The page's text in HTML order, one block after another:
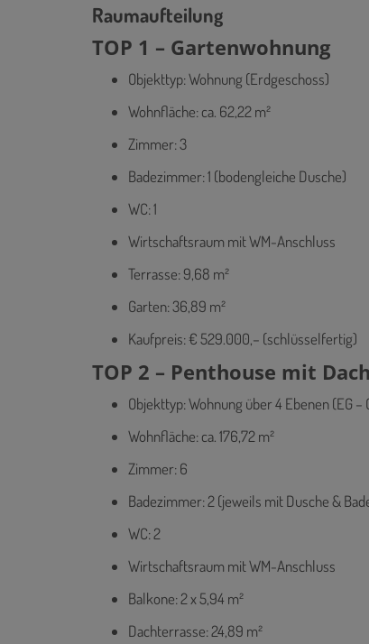
Raumaufteilung
TOP 1 – Gartenwohnung
Objekttyp: Wohnung (Erdgeschoss)
Wohnfläche: ca. 62,22 m²
Zimmer: 3
Badezimmer: 1 (bodengleiche Dusche)
WC: 1
Wirtschaftsraum mit WM-Anschluss
Terrasse: 9,68 m²
Garten: 36,89 m²
Kaufpreis: € 529.000,– (schlüsselfertig)
TOP 2 – Penthouse mit
Objekttyp: Wohnung über 4 Ebenen (EG –
Wohnfläche: ca. 176,72 m²
Zimmer: 6
Badezimmer: 2 (jeweils mit Dusche &
WC: 2
Wirtschaftsraum mit WM-Anschluss
Balkone: 2 x 5,94 m²
Dachterrasse: 24,89 m²